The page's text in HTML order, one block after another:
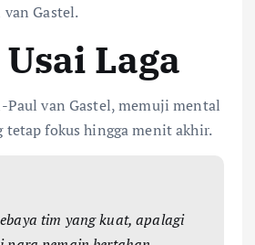
van Gastel.
Laga
Paul van Gastel, memuji mental
tetap fokus hingga menit akhir.
tim yang kuat, apalagi